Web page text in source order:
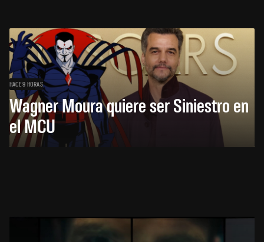
HACE 9 HORAS
Wagner Moura quiere ser Siniestro en
el MCU